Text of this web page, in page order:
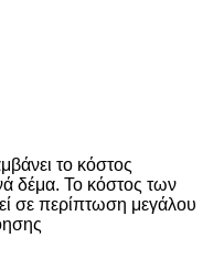
το κόστος
δέμα. Το κόστος των
σε περίπτωση μεγάλου